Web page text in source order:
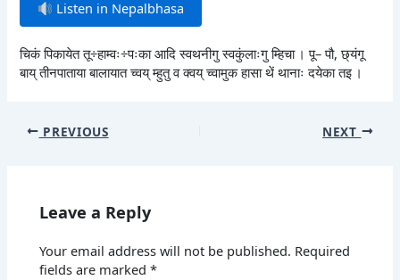
Listen in Nepalbhasa
चिकं पिकायेत तू÷हाम्वः÷पःका आदि स्वथनीगु स्वकुंलाःगु म्हिचा । पू– पौ, छ्यंगू
बाय् तीनपाताया बालायात च्वय् म्हुतु व क्वय् च्वामुक हासा थें थानाः दयेका तइ ।
PREVIOUS NEXT
Leave a Reply
Your email address will not be published. Required
fields are marked*